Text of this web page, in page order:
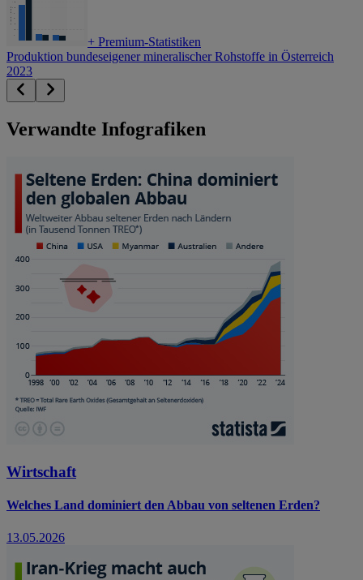
+ Premium-Statistiken
Produktion bundeseigener mineralischer Rohstoffe in Österreich
2023
Verwandte Infografiken
Wirtschaft
Welches Land dominiert den Abbau von seltenen Erden?
13.05.2026